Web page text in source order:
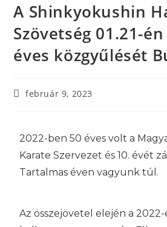
A Shinkyokushin
Szövetség 01.21-
éves közgyűlését
február 9, 2023
2022-ben 50 éves volt a
Karate Szervezet és 10. évét
Tartalmas éven vagyunk túl.
Az összejövetel elején a